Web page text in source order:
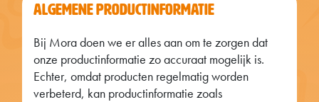
ALGEMENE PRODUCTINFORMATIE
Bij Mora doen we er alles aan om te zorgen dat
onze productinformatie zo accuraat mogelijk is.
Echter, omdat producten regelmatig worden
verbeterd, kan productinformatie zoals